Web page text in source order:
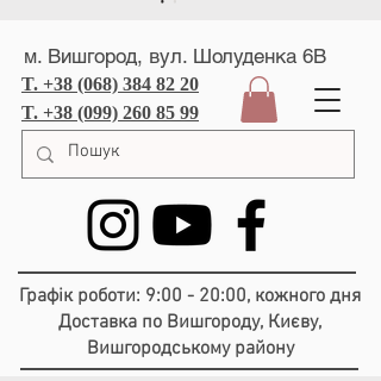
м. Вишгород, вул. Шолуденка 6В
T. +38 (068) 384 82 20
T. +38 (099) 260 85 99
Графік роботи: 9:00 - 20:00, кожного дня
Доставка по Вишгороду, Києву,
Вишгородському району